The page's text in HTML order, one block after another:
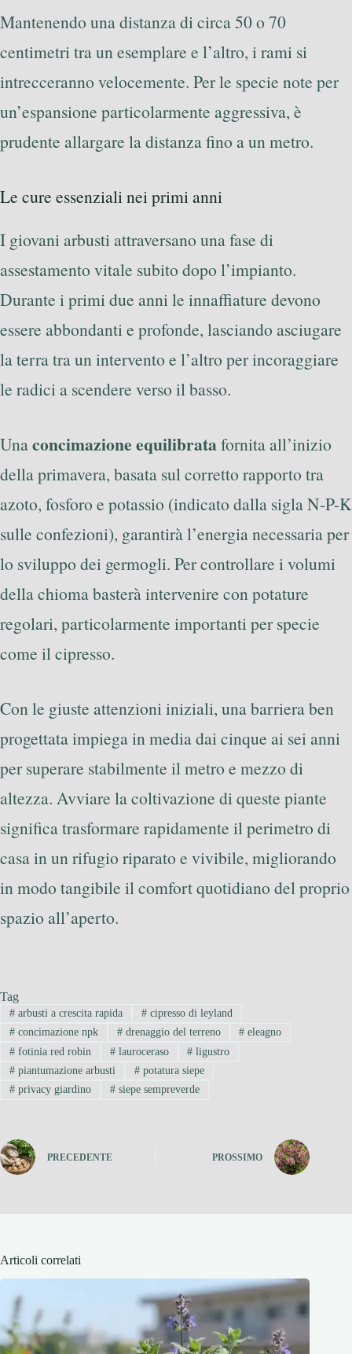
Mantenendo una distanza di circa 50 o 70
centimetri tra un esemplare e l’altro, i rami si
intrecceranno velocemente. Per le specie note per
un’espansione particolarmente aggressiva, è
prudente allargare la distanza fino a un metro.
Le cure essenziali nei primi anni
I giovani arbusti attraversano una fase di
assestamento vitale subito dopo l’impianto.
Durante i primi due anni le innaffiature devono
essere abbondanti e profonde, lasciando asciugare
la terra tra un intervento e l’altro per incoraggiare
le radici a scendere verso il basso.
Unaconcimazione equilibratafornita all’inizio
della primavera, basata sul corretto rapporto tra
azoto, fosforo e potassio (indicato dalla sigla N-P-K
sulle confezioni), garantirà l’energia necessaria per
lo sviluppo dei germogli. Per controllare i volumi
della chioma basterà intervenire con potature
regolari, particolarmente importanti per specie
come il cipresso.
Con le giuste attenzioni iniziali, una barriera ben
progettata impiega in media dai cinque ai sei anni
per superare stabilmente il metro e mezzo di
altezza. Avviare la coltivazione di queste piante
significa trasformare rapidamente il perimetro di
casa in un rifugio riparato e vivibile, migliorando
in modo tangibile il comfort quotidiano del proprio
spazio all’aperto.
Tag
#arbusti a crescita rapida #cipresso di leyland
#concimazione npk #drenaggio del terreno # eleagno
#fotinia red robin #lauroceraso # ligustro
#piantumazione arbusti #potatura siepe
#privacy giardino #siepe sempreverde
PRECEDENTE PROSSIMO
Articoli correlati